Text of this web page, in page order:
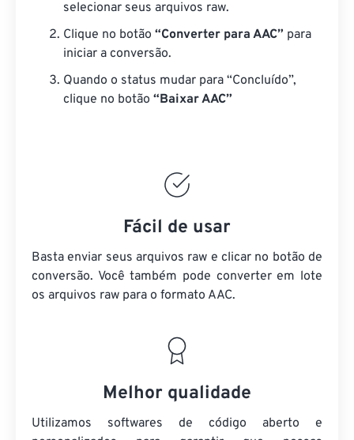
selecionar seus arquivos raw.
Clique no botão “Converter para AAC” para
iniciar a conversão.
Quando o status mudar para “Concluído”,
clique no botão “Baixar AAC”
Fácil de usar
Basta enviar seus arquivos raw e clicar no botão de
conversão. Você também pode converter em lote
os arquivos raw para o formato AAC.
Melhor qualidade
Utilizamos softwares de código aberto e